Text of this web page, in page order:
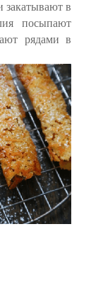
закатывают в
посыпают
рядами в